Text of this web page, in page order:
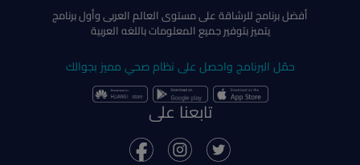
أفضل برنامج للرشاقة على مستوى العالم العربى وأول برنامج
يتميز بتوفير جميع المعلومات باللغه العربية
حمّل البرنامج واحصل على نظام صحي مميز بجوالك
تابعنا على